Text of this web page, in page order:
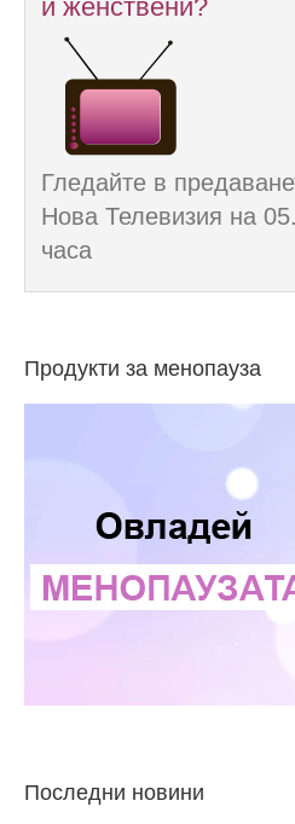
и женствени?
Гледайте в
Нова Телевизия на
часа
Продукти за менопауза
Последни новини